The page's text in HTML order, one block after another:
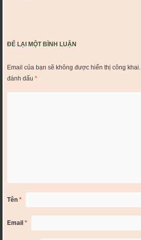
ĐỂ LẠI MỘT BÌNH LUẬN
Email của bạn sẽ không được hiển thị công khai.
đánh dấu *
Tên *
Email *